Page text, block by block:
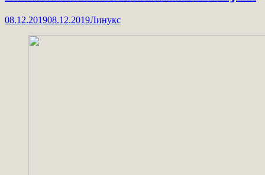
08.12.201908.12.2019Линукс